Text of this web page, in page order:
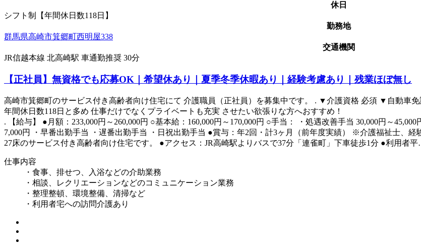
休日
シフト制【年間休日数118日】
勤務地
群馬県高崎市箕郷町西明屋338
交通機関
JR信越本線 北高崎駅 車通勤推奨 30分
【正社員】無資格でも応募OK｜希望休あり｜夏季冬季休暇あり｜経験考慮あり｜残業ほぼ無し
高崎市箕郷町のサービス付き高齢者向け住宅にて 介護職員（正社員）を募集中です。 . ▼介護資格 必須 ▼自動車
年間休日数118日と多め 仕事だけでなくプライベートも充実 させたい欲張りな方へおすすめ！
. 【給与】 ●月額：233,000円～260,000円 ○基本給：160,000円～170,000円 ○手当： ・処遇改善手当 30,000円～
7,000円 ・早番出勤手当 ・遅番出勤手当 ・日祝出勤手当 ●賞与：年2回・計3ヶ月（前年度実績） ※介護福祉士、
27床のサービス付き高齢者向け住宅です。 ●アクセス：JR高崎駅よりバスで37分「連雀町」下車徒歩1分 ●利用者
仕事内容
・食事、排せつ、入浴などの介助業務
・相談、レクリエーションなどのコミュニケーション業務
・整理整頓、環境整備、清掃など
・利用者宅への訪問介護あり